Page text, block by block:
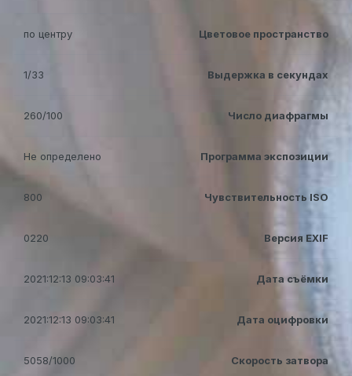
Цветовое пространство
по центру
Выдержка в секундах
1/33
Число диафрагмы
260/100
Программа экспозиции
Не определено
Чувствительность ISO
800
Версия EXIF
0220
Дата съёмки
2021:12:13 09:03:41
Дата оцифровки
2021:12:13 09:03:41
Скорость затвора
5058/1000